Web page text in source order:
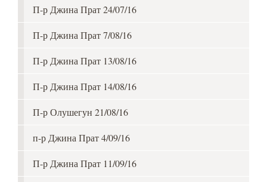
П-р Джина Прат 24/07/16
П-р Джина Прат 7/08/16
П-р Джина Прат 13/08/16
П-р Джина Прат 14/08/16
П-р Олушегун 21/08/16
п-р Джина Прат 4/09/16
П-р Джина Прат 11/09/16